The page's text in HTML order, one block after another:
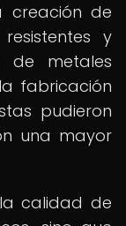
creación de
y
de metales
fabricación
pudieron
una mayor
calidad de